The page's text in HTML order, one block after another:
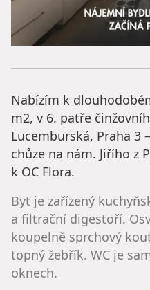
Nabízím k
m2, v 6. patře
Lucemburská, Praha 3
chůze na nám. Jiřího z
k OC Flora.
Byt je zařízený
a filtrační digestoří.
koupelně sprchový
topný žebřík. WC je
oknech.